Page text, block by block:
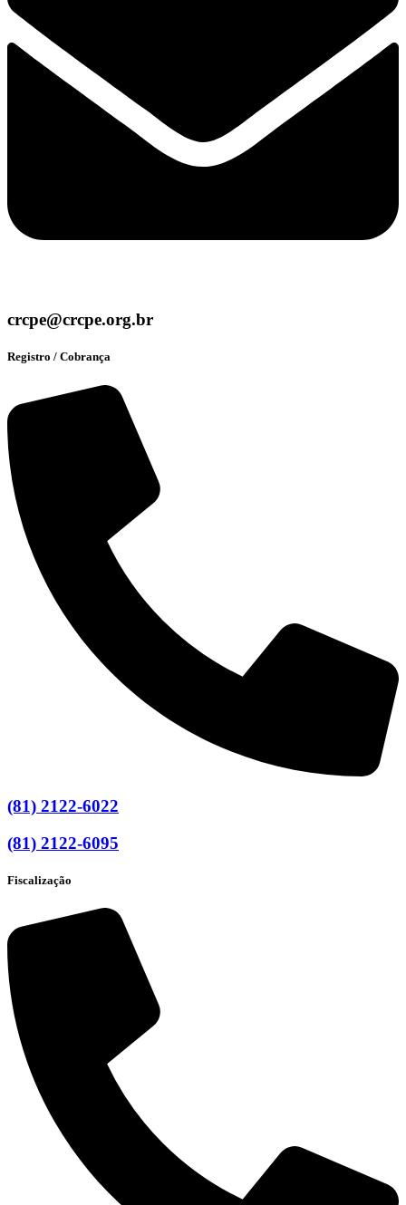
crcpe@crcpe.org.br
Registro / Cobrança
(81) 2122-6022
(81) 2122-6095
Fiscalização